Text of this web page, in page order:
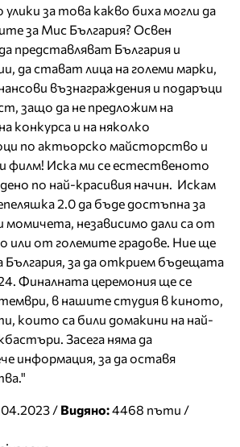
улики за това какво биха могли да
за Мис България? Освен
представляват България и
да стават лица на големи марки,
възнаграждения и подаръци
защо да не предложим на
конкурса и на няколко
по актьорско майсторство и
филм! Иска ми се естественото
по най-красивия начин. Искам
2.0 да бъде достъпна за
момичета, независимо дали са от
или от големите градове. Ние ще
България, за да открием бъдещата
Финалната церемония ще се
в нашите студия в киното,
които са били домакини на най-
Засега няма да
информация, за да оставя
/ Видяно:4468 пъти /